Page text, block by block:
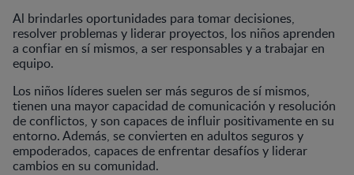
Al brindarles oportunidades para tomar decisiones,
resolver problemas y liderar proyectos, los niños aprenden
a confiar en sí mismos, a ser responsables y a trabajar en
equipo.
Los niños líderes suelen ser más seguros de sí mismos,
tienen una mayor capacidad de comunicación y resolución
de conflictos, y son capaces de influir positivamente en su
entorno. Además, se convierten en adultos seguros y
empoderados, capaces de enfrentar desafíos y liderar
cambios en su comunidad.